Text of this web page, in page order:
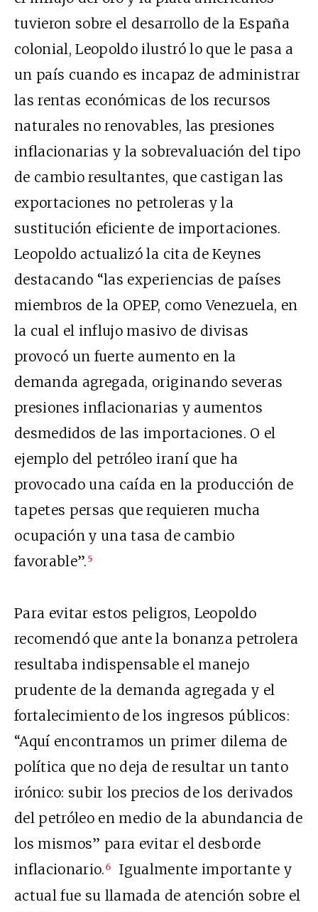
tuvieron sobre el desarrollo de la España
colonial, Leopoldo ilustró lo que le pasa a
un país cuando es incapaz de administrar
las rentas económicas de los recursos
naturales no renovables, las presiones
inflacionarias y la sobrevaluación del tipo
de cambio resultantes, que castigan las
exportaciones no petroleras y la
sustitución eficiente de importaciones.
Leopoldo actualizó la cita de Keynes
destacando “las experiencias de países
miembros de la OPEP, como Venezuela, en
la cual el influjo masivo de divisas
provocó un fuerte aumento en la
demanda agregada, originando severas
presiones inflacionarias y aumentos
desmedidos de las importaciones. O el
ejemplo del petróleo iraní que ha
provocado una caída en la producción de
tapetes persas que requieren mucha
ocupación y una tasa de cambio
favorable”. 5
Para evitar estos peligros, Leopoldo
recomendó que ante la bonanza petrolera
resultaba indispensable el manejo
prudente de la demanda agregada y el
fortalecimiento de los ingresos públicos:
“Aquí encontramos un primer dilema de
política que no deja de resultar un tanto
irónico: subir los precios de los derivados
del petróleo en medio de la abundancia de
los mismos” para evitar el desborde
inflacionario. 6
Igualmente importante y
actual fue su llamada de atención sobre el